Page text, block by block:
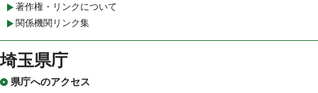
著作権・リンクについて
関係機関リンク集
埼玉県庁
県庁へのアクセス